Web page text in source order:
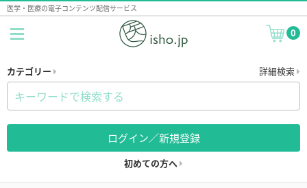
医学・医療の電子コンテンツ配信サービス
0
カテゴリー 詳細検索
ログイン／新規登録
初めての方へ